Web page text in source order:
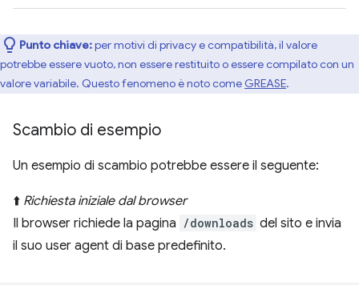
Punto chiave:per motivi di privacy e compatibilità, il valore
potrebbe essere vuoto, non essere restituito o essere compilato con un
valore variabile. Questo fenomeno è noto come GREASE.
Scambio di esempio
Un esempio di scambio potrebbe essere il seguente:
⬆️ Richiesta iniziale dal browser
Il browser richiede la pagina /downloads del sito e invia
il suo user agent di base predefinito.